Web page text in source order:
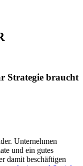
Strategie braucht
Unternehmen
und ein gutes
damit beschäftigen